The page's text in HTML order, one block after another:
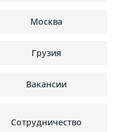
Москва
Грузия
Вакансии
Сотрудничество